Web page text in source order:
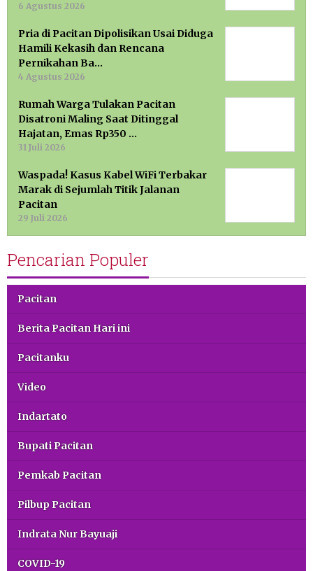
6 Agustus 2026
Pria di Pacitan Dipolisikan Usai Diduga
Hamili Kekasih dan Rencana
Pernikahan Ba…
4 Agustus 2026
Rumah Warga Tulakan Pacitan
Disatroni Maling Saat Ditinggal
Hajatan, Emas Rp350 …
31 Juli 2026
Waspada! Kasus Kabel WiFi Terbakar
Marak di Sejumlah Titik Jalanan
Pacitan
29 Juli 2026
Pencarian Populer
Pacitan
Berita Pacitan Hari ini
Pacitanku
Video
Indartato
Bupati Pacitan
Pemkab Pacitan
Pilbup Pacitan
Indrata Nur Bayuaji
COVID-19